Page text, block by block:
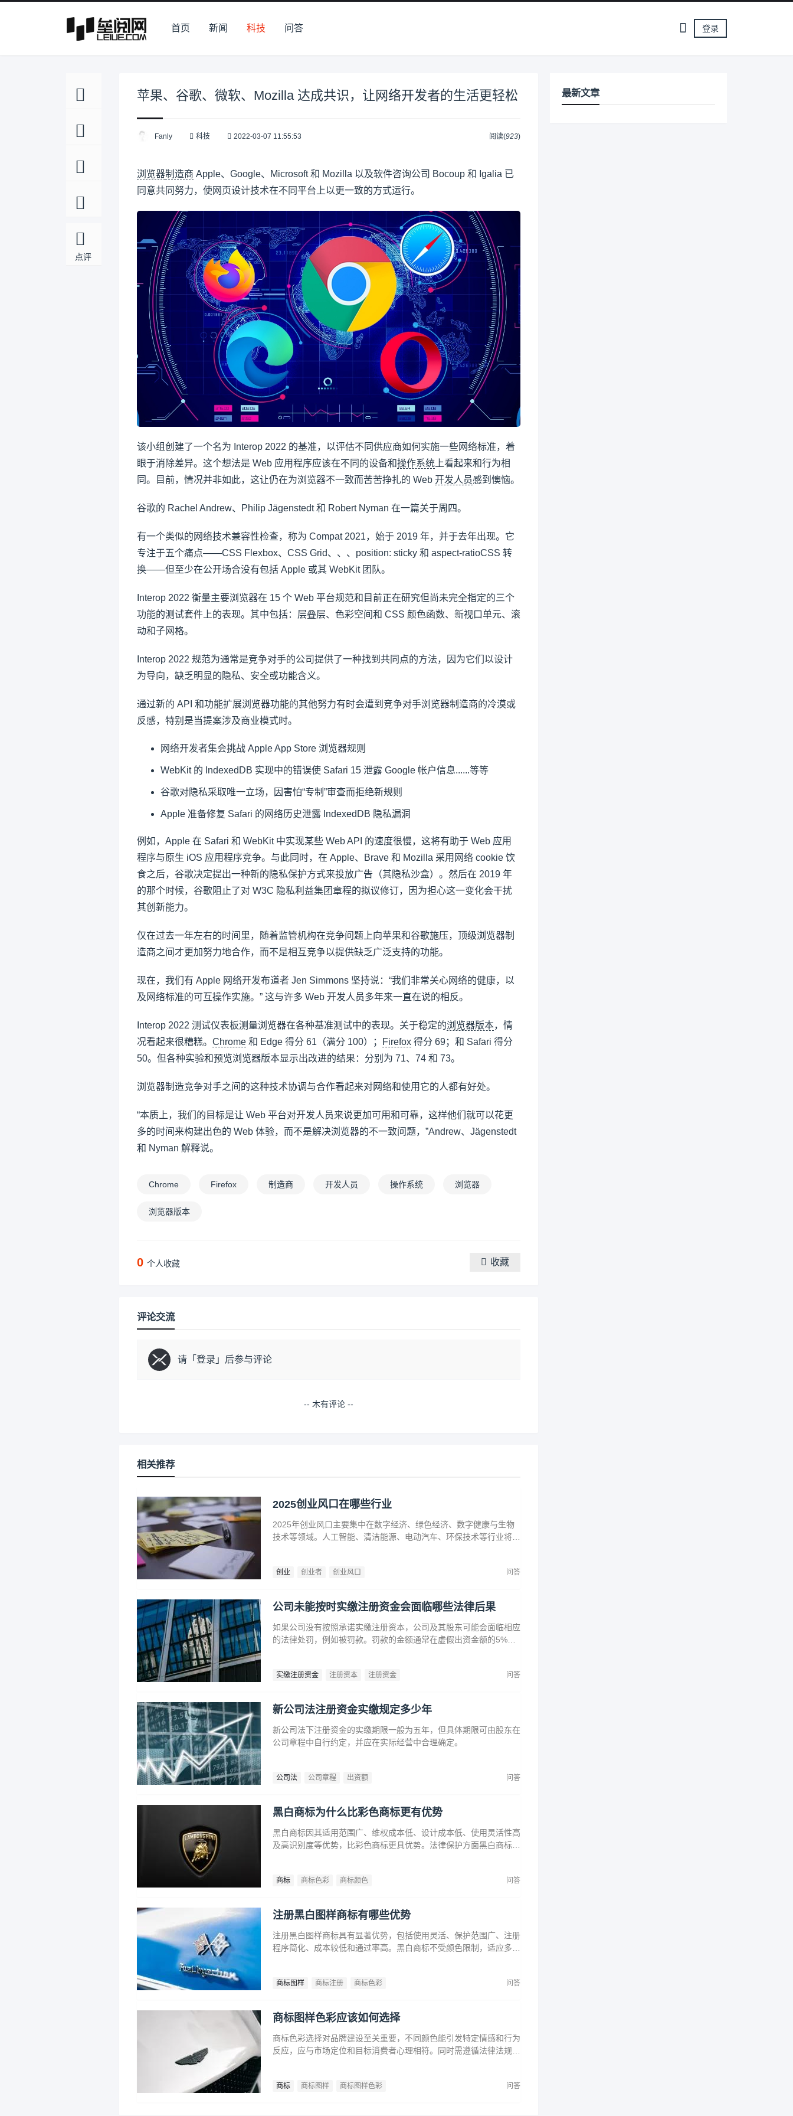
首页 新闻 科技 问答 登录
点评
苹果、谷歌、微软、Mozilla 达成共识，让网络开发者的生活更轻松
Fanly 科技 2022-03-07 11:55:53 阅读(923)
浏览器制造商 Apple、Google、Microsoft 和 Mozilla 以及软件咨询公司 Bocoup 和 Igalia 已
同意共同努力，使网页设计技术在不同平台上以更一致的方式运行。
该小组创建了一个名为 Interop 2022 的基准，以评估不同供应商如何实施一些网络标准，着
眼于消除差异。这个想法是 Web 应用程序应该在不同的设备和操作系统 上看起来和行为相
同。目前，情况并非如此，这让仍在为浏览器不一致而苦苦挣扎的 Web 开发人员感到懊恼。
谷歌的 Rachel Andrew、Philip Jägenstedt 和 Robert Nyman 在一篇关于周四。
有一个类似的网络技术兼容性检查，称为 Compat 2021，始于 2019 年，并于去年出现。它
专注于五个痛点——CSS Flexbox、CSS Grid、、、position: sticky 和 aspect-ratioCSS 转
换——但至少在公开场合没有包括 Apple 或其 WebKit 团队。
Interop 2022 衡量主要浏览器在 15 个 Web 平台规范和目前正在研究但尚未完全指定的三个
功能的测试套件上的表现。其中包括：层叠层、色彩空间和 CSS 颜色函数、新视口单元、滚
动和子网格。
Interop 2022 规范为通常是竞争对手的公司提供了一种找到共同点的方法，因为它们以设计
为导向，缺乏明显的隐私、安全或功能含义。
通过新的 API 和功能扩展浏览器功能的其他努力有时会遭到竞争对手浏览器制造商的冷漠或
反感，特别是当提案涉及商业模式时。
网络开发者集会挑战 Apple App Store 浏览器规则
WebKit 的 IndexedDB 实现中的错误使 Safari 15 泄露 Google 帐户信息......等等
谷歌对隐私采取唯一立场，因害怕“专制”审查而拒绝新规则
Apple 准备修复 Safari 的网络历史泄露 IndexedDB 隐私漏洞
例如，Apple 在 Safari 和 WebKit 中实现某些 Web API 的速度很慢，这将有助于 Web 应用
程序与原生 iOS 应用程序竞争。与此同时，在 Apple、Brave 和 Mozilla 采用网络 cookie 饮
食之后，谷歌决定提出一种新的隐私保护方式来投放广告（其隐私沙盒）。然后在 2019 年
的那个时候，谷歌阻止了对 W3C 隐私利益集团章程的拟议修订，因为担心这一变化会干扰
其创新能力。
仅在过去一年左右的时间里，随着监管机构在竞争问题上向苹果和谷歌施压，顶级浏览器制
造商之间才更加努力地合作，而不是相互竞争以提供缺乏广泛支持的功能。
现在，我们有 Apple 网络开发布道者 Jen Simmons 坚持说：“我们非常关心网络的健康，以
及网络标准的可互操作实施。” 这与许多 Web 开发人员多年来一直在说的相反。
Interop 2022 测试仪表板测量浏览器在各种基准测试中的表现。关于稳定的浏览器版本，情
况看起来很糟糕。 Chrome 和 Edge 得分 61（满分 100）； Firefox 得分 69；和 Safari 得分
50。但各种实验和预览浏览器版本显示出改进的结果：分别为 71、74 和 73。
浏览器制造竞争对手之间的这种技术协调与合作看起来对网络和使用它的人都有好处。
“本质上，我们的目标是让 Web 平台对开发人员来说更加可用和可靠，这样他们就可以花更
多的时间来构建出色的 Web 体验，而不是解决浏览器的不一致问题，”Andrew、Jägenstedt
和 Nyman 解释说。
Chrome Firefox 制造商 开发人员 操作系统 浏览器
浏览器版本
0 个人收藏 收藏
评论交流
请「 登录 」后参与评论
-- 木有评论 --
相关推荐
2025创业风口在哪些行业
2025年创业风口主要集中在数字经济、绿色经济、数字健康与生物
技术等领域。人工智能、清洁能源、电动汽车、环保技术等行业将迎
住这些前沿趋势，开拓新兴产业，创造商业价值。
创业 创业者 创业风口 问答
公司未能按时实缴注册资金会面临哪些法律后果
如果公司没有按照承诺实缴注册资本，公司及其股东可能会面临相应
的法律处罚，例如被罚款。罚款的金额通常在虚假出资金额的5%到
实缴注册资金 注册资本 注册资金 问答
新公司法注册资金实缴规定多少年
新公司法下注册资金的实缴期限一般为五年，但具体期限可由股东在
公司章程中自行约定，并应在实际经营中合理确定。
公司法 公司章程 出资额 问答
黑白商标为什么比彩色商标更有优势
黑白商标因其适用范围广、维权成本低、设计成本低、使用灵活性高
及高识别度等优势，比彩色商标更具优势。法律保护方面黑白商标更
商标 商标色彩 商标颜色 问答
注册黑白图样商标有哪些优势
注册黑白图样商标具有显著优势，包括使用灵活、保护范围广、注册
程序简化、成本较低和通过率高。黑白商标不受颜色限制，适应多样
商标图样 商标注册 商标色彩 问答
商标图样色彩应该如何选择
商标色彩选择对品牌建设至关重要，不同颜色能引发特定情感和行为
反应，应与市场定位和目标消费者心理相符。同时需遵循法律法规确
商标 商标图样 商标图样色彩 问答
最新文章